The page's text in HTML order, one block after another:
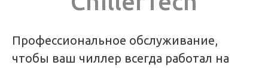
Профессиональное обслуживание,
чтобы ваш чиллер всегда работал на